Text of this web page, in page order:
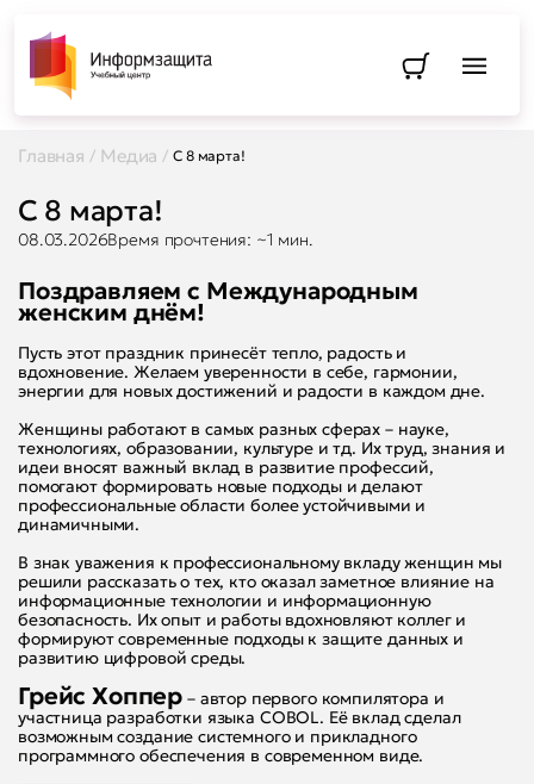
Перейти
Главная / Медиа / C 8 марта!
C 8 марта!
08.03.2026Время прочтения: ~1 мин.
Поздравляем с Международным
женским днём!
Пусть этот праздник принесёт тепло, радость и
вдохновение. Желаем уверенности в себе, гармонии,
энергии для новых достижений и радости в каждом дне.
Женщины работают в самых разных сферах – науке,
технологиях, образовании, культуре и тд. Их труд, знания и
идеи вносят важный вклад в развитие профессий,
помогают формировать новые подходы и делают
профессиональные области более устойчивыми и
динамичными.
В знак уважения к профессиональному вклaду женщин мы
решили рассказать о тех, кто оказал заметное влияние на
информационные технологии и информационную
безопасность. Их опыт и работы вдохновляют коллег и
формируют современные подходы к защите данных и
развитию цифровой среды.
Грейс Хоппер – автор первого компилятора и
участница разработки языка COBOL. Её вклад сделал
возможным создание системного и прикладного
программного обеспечения в современном виде.